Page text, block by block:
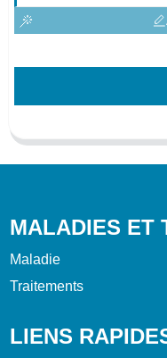
MALADIES ET
Maladie
Traitements
LIENS